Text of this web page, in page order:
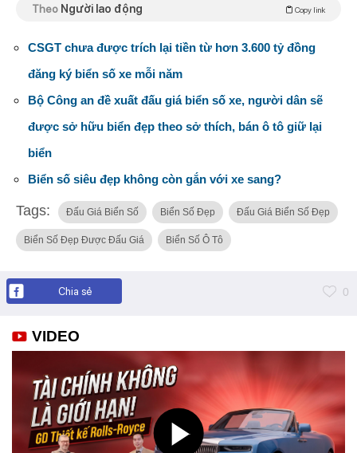
Theo Người lao động Copy link
CSGT chưa được trích lại tiền từ hơn 3.600 tỷ đồng
đăng ký biển số xe mỗi năm
Bộ Công an đề xuất đấu giá biển số xe, người dân sẽ
được sở hữu biển đẹp theo sở thích, bán ô tô giữ lại
biển
Biển số siêu đẹp không còn gắn với xe sang?
Tags: Đấu Giá Biển Số Biển Số Đẹp Đấu Giá Biển Số Đẹp
Biển Số Đẹp Được Đấu Giá Biển Số Ô Tô
Chia sẻ 0
VIDEO